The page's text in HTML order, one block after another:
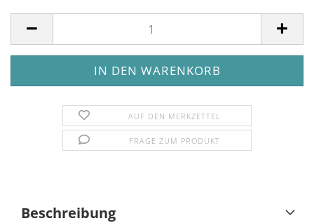
AUF DEN MERKZETTEL
FRAGE ZUM PRODUKT
Beschreibung